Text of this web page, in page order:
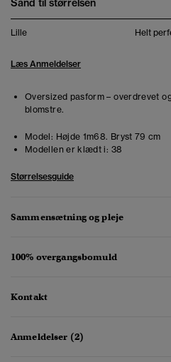
Sand til størrelsen
Lille Helt
Læs Anmeldelser
Oversized pasform – overdrevet
blomstre.
Model: Højde 1m68. Bryst 79 cm
Modellen er klædt i: 38
Størrelsesguide
Sammensætning og pleje
100% overgangsbomuld
Kontakt
Anmeldelser (2)